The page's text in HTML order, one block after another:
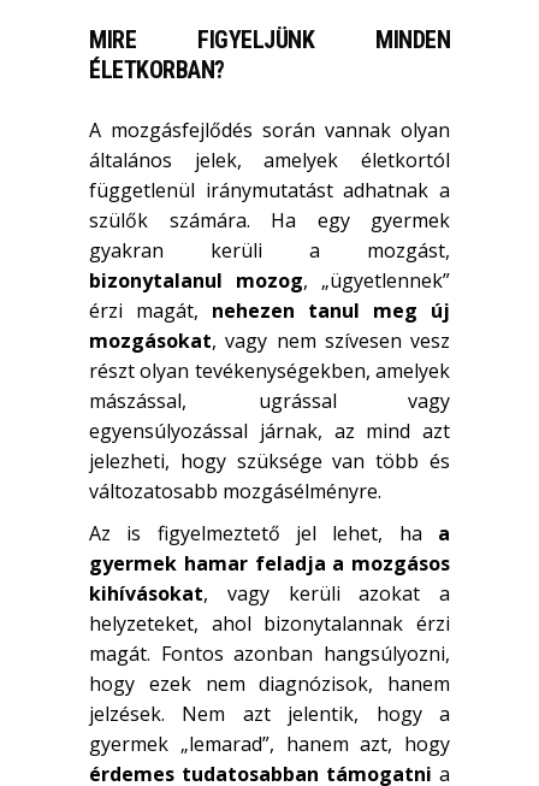
MIRE FIGYELJÜNK MINDEN
ÉLETKORBAN?
A mozgásfejlődés során vannak olyan
általános jelek, amelyek életkortól
függetlenül iránymutatást adhatnak a
szülők számára. Ha egy gyermek
gyakran kerüli a mozgást,
bizonytalanul mozog, „ügyetlennek”
érzi magát, nehezen tanul meg új
mozgásokat, vagy nem szívesen vesz
részt olyan tevékenységekben, amelyek
mászással, ugrással vagy
egyensúlyozással járnak, az mind azt
jelezheti, hogy szüksége van több és
változatosabb mozgásélményre.
Az is figyelmeztető jel lehet, ha a
gyermek hamar feladja a mozgásos
kihívásokat, vagy kerüli azokat a
helyzeteket, ahol bizonytalannak érzi
magát. Fontos azonban hangsúlyozni,
hogy ezek nem diagnózisok, hanem
jelzések. Nem azt jelentik, hogy a
gyermek „lemarad”, hanem azt, hogy
érdemes tudatosabban támogatni a